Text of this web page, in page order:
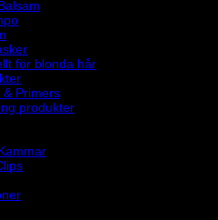
för blonda hår
& Primers
produkter